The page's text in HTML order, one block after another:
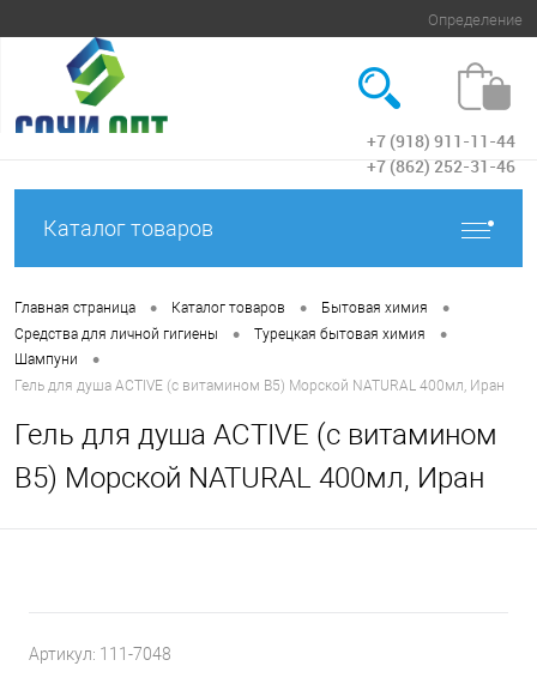
Определение
+7 (918) 911-11-44
+7 (862) 252-31-46
Каталог товаров
Главная страница • Каталог товаров • Бытовая химия •
Средства для личной гигиены • Турецкая бытовая химия •
Шампуни •
Гель для душа ACTIVE (с витамином В5) Морской NATURAL 400мл, Иран
Гель для душа ACTIVE (с витамином
В5) Морской NATURAL 400мл, Иран
Артикул: 111-7048